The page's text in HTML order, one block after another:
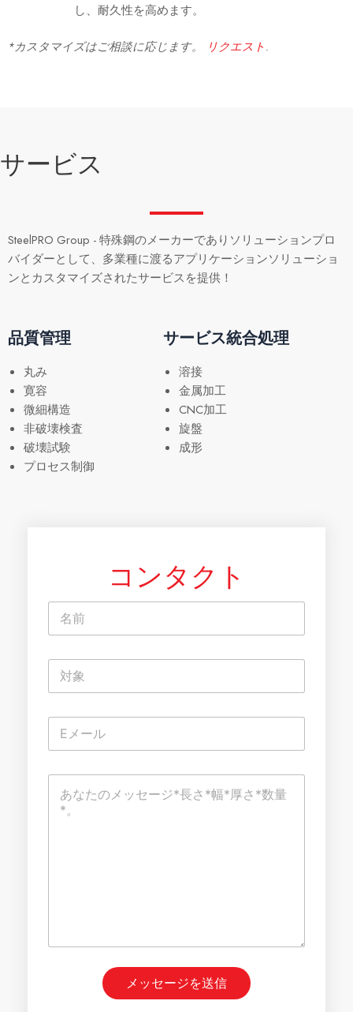
し、耐久性を高めます。
*カスタマイズはご相談に応じます。 リクエスト.
サービス
SteelPRO Group - 特殊鋼のメーカーでありソリューションプロ
バイダーとして、多業種に渡るアプリケーションソリューショ
ンとカスタマイズされたサービスを提供！
品質管理
丸み
寛容
微細構造
非破壊検査
破壊試験
プロセス制御
サービス統合処理
溶接
金属加工
CNC加工
旋盤
成形
コンタクト
名
*
単
行
ト
U
電
メ
コ
ジ
メッセージを送信